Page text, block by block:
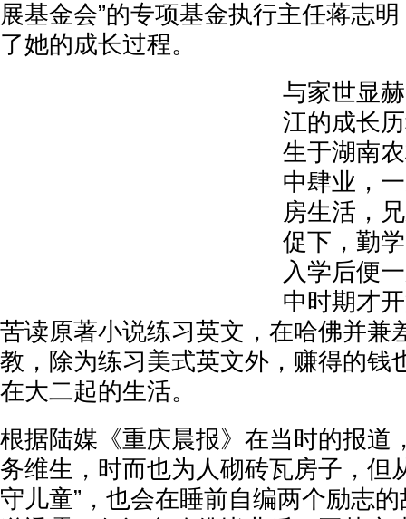
展基金会”的专项基金执行主任蒋志
了她的成长过程。
与家世显
江的成长
生于湖南
中肆业，
房生活，
促下，勤
入学后便
中时期才
苦读原著小说练习英文，在哈佛并兼
教，除为练习美式英文外，赚得的钱
在大二起的生活。
根据陆媒《重庆晨报》在当时的报道
务维生，时而也为人砌砖瓦房子，但
守儿童”，也会在睡前自编两个励志